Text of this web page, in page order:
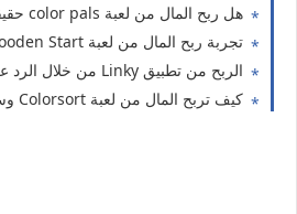
هل ربح المال من لعبة color pals حقيقى, تجربتي الكامله
تجربة ربح المال من لعبة wooden Start وسحب الارباح على فودافون كاش اورنج كاش فورى
الربح من تطبيق Linky من خلال الرد على الرسائل و السحب على فودافون كاش
كيف تربح المال من لعبة Colorsort وسحب الارباح على فودافون كاش